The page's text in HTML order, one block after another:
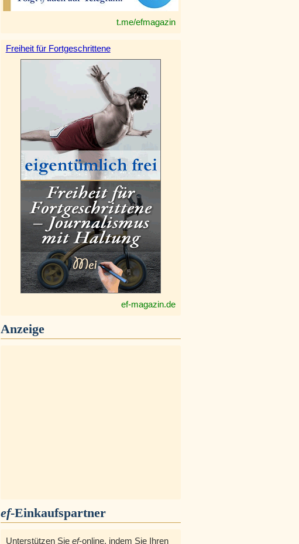
t.me/efmagazin
Freiheit für Fortgeschrittene
ef-magazin.de
Anzeige
ef-Einkaufspartner
Unterstützen Sie ef-online, indem Sie Ihren